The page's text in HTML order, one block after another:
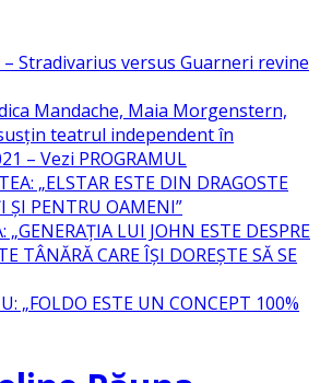
Stradivarius versus Guarneri revine
Mandache, Maia Morgenstern,
teatrul independent în
– Vezi PROGRAMUL
„ELSTAR ESTE DIN DRAGOSTE
ȘI PENTRU OAMENI”
„GENERAȚIA LUI JOHN ESTE DESPRE
TÂNĂRĂ CARE ÎȘI DOREȘTE SĂ SE
„FOLDO ESTE UN CONCEPT 100%